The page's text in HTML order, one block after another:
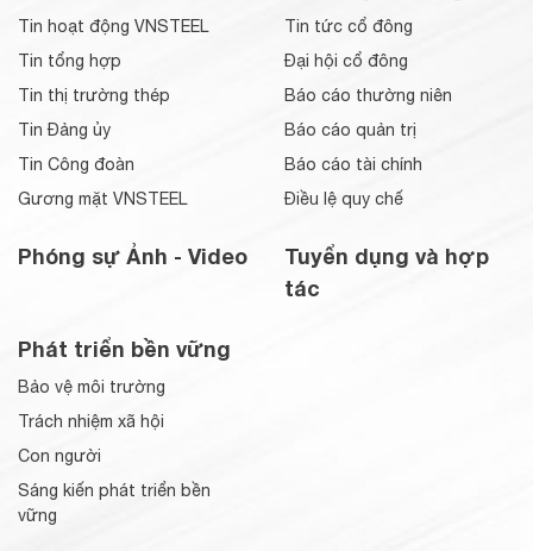
Tin hoạt động VNSTEEL
Tin tổng hợp
Tin thị trường thép
Tin Đảng ủy
Tin Công đoàn
Gương mặt VNSTEEL
Phóng sự Ảnh - Video
Tin tức cổ đông
Đại hội cổ đông
Báo cáo thường niên
Báo cáo quản trị
Báo cáo tài chính
Điều lệ quy chế
Tuyển dụng và hợp
tác
Phát triển bền vững
Bảo vệ môi trường
Trách nhiệm xã hội
Con người
Sáng kiến phát triển bền
vững